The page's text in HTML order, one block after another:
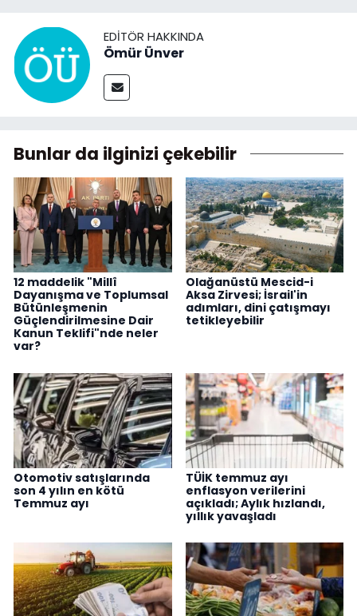
EDITÖR HAKKINDA
Ömür Ünver
Bunlar da ilginizi çekebilir
12 maddelik "Millî
Dayanışma ve Toplumsal
Bütünleşmenin
Güçlendirilmesine Dair
Kanun Teklifi"nde neler
var?
Olağanüstü Mescid-i
Aksa Zirvesi; İsrail'in
adımları, dini çatışmayı
tetikleyebilir
Otomotiv satışlarında
son 4 yılın en kötü
Temmuz ayı
TÜİK temmuz ayı
enflasyon verilerini
açıkladı; Aylık hızlandı,
yıllık yavaşladı